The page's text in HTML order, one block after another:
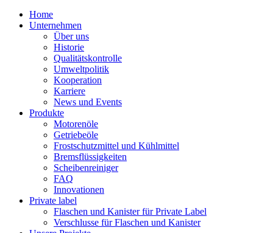
Home
Unternehmen
Über uns
Historie
Qualitätskontrolle
Umweltpolitik
Kooperation
Karriere
News und Events
Produkte
Motorenöle
Getriebeöle
Frostschutzmittel und Kühlmittel
Bremsflüssigkeiten
Scheibenreiniger
FAQ
Innovationen
Private label
Flaschen und Kanister für Private Label
Verschlusse für Flaschen und Kanister